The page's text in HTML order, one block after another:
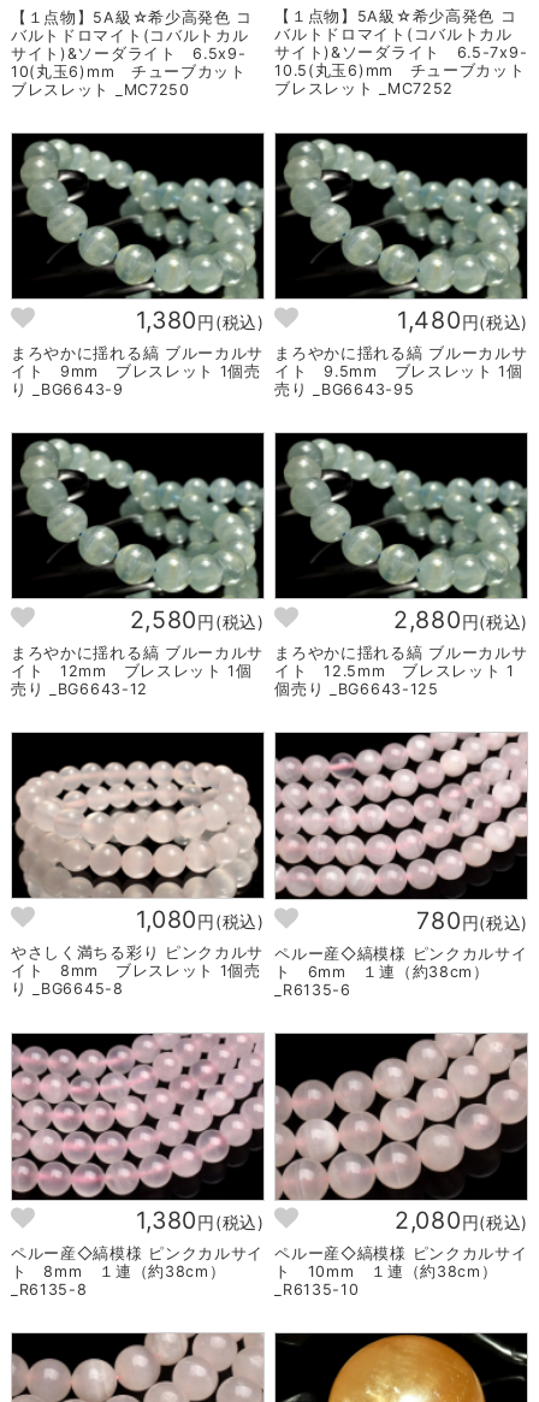
【１点物】5A級☆希少高発色 コ
バルトドロマイト(コバルトカル
サイト)&ソーダライト 6.5x9-
10(丸玉6)mm チューブカット
ブレスレット _MC7250
【１点物】5A級☆希少高発色 コ
バルトドロマイト(コバルトカル
サイト)&ソーダライト 6.5-7x9-
10.5(丸玉6)mm チューブカット
ブレスレット _MC7252
1,380円(税込)
まろやかに揺れる縞 ブルーカルサ
イト 9mm ブレスレット 1個売
り _BG6643-9
1,480円(税込)
まろやかに揺れる縞 ブルーカルサ
イト 9.5mm ブレスレット 1個
売り _BG6643-95
2,580円(税込)
まろやかに揺れる縞 ブルーカルサ
イト 12mm ブレスレット 1個
売り _BG6643-12
2,880円(税込)
まろやかに揺れる縞 ブルーカルサ
イト 12.5mm ブレスレット 1
個売り _BG6643-125
1,080円(税込)
やさしく満ちる彩り ピンクカルサ
イト 8mm ブレスレット 1個売
り _BG6645-8
780円(税込)
ペルー産◇縞模様 ピンクカルサイ
ト 6mm １連（約38cm）
_R6135-6
1,380円(税込)
ペルー産◇縞模様 ピンクカルサイ
ト 8mm １連（約38cm）
_R6135-8
2,080円(税込)
ペルー産◇縞模様 ピンクカルサイ
ト 10mm １連（約38cm）
_R6135-10